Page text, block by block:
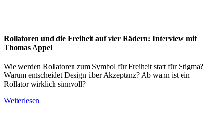
Rollatoren und die Freiheit auf vier Rädern: Interview mit
Thomas Appel
Wie werden Rollatoren zum Symbol für Freiheit statt für Stigma?
Warum entscheidet Design über Akzeptanz? Ab wann ist ein
Rollator wirklich sinnvoll?
Weiterlesen